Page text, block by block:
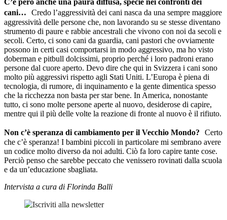
cani… Credo l’aggressività dei cani nasca da una sempre maggiore
aggressività delle persone che, non lavorando su se stesse diventano
strumento di paure e rabbie ancestrali che vivono con noi da secoli e
secoli. Certo, ci sono cani da guardia, cani pastori che ovviamente
possono in certi casi comportarsi in modo aggressivo, ma ho visto
doberman e pitbull dolcissimi, proprio perché i loro padroni erano
persone dal cuore aperto. Devo dire che qui in Svizzera i cani sono
molto più aggressivi rispetto agli Stati Uniti. L’Europa è piena di
tecnologia, di rumore, di inquinamento e la gente dimentica spesso
che la ricchezza non basta per star bene. In America, nonostante
tutto, ci sono molte persone aperte al nuovo, desiderose di capire,
mentre qui il più delle volte la reazione di fronte al nuovo è il rifiuto.
Non c’è speranza di cambiamento per il Vecchio Mondo? Certo
che c’è speranza! I bambini piccoli in particolare mi sembrano avere
un codice molto diverso da noi adulti. Ciò fa loro capire tante cose.
Perciò penso che sarebbe peccato che venissero rovinati dalla scuola
e da un’educazione sbagliata.
Intervista a cura di Florinda Balli